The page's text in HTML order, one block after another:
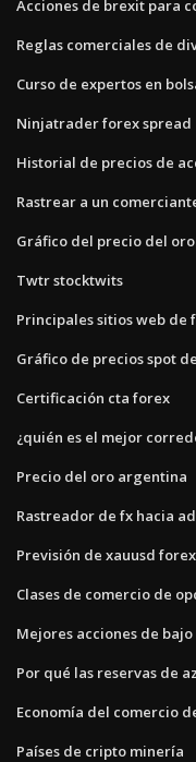
Acciones de brexit para
Reglas comerciales de
Curso de expertos en
Ninjatrader forex spread
Historial de precios de
Rastrear a un
Gráfico del precio del
Twtr stocktwits
Principales sitios web de
Gráfico de precios spot
Certificación cta forex
¿quién es el mejor
Precio del oro argentina
Rastreador de fx hacia
Previsión de xauusd
Clases de comercio de
Mejores acciones de
Por qué las reservas de
Economía del comercio
Países de cripto minería